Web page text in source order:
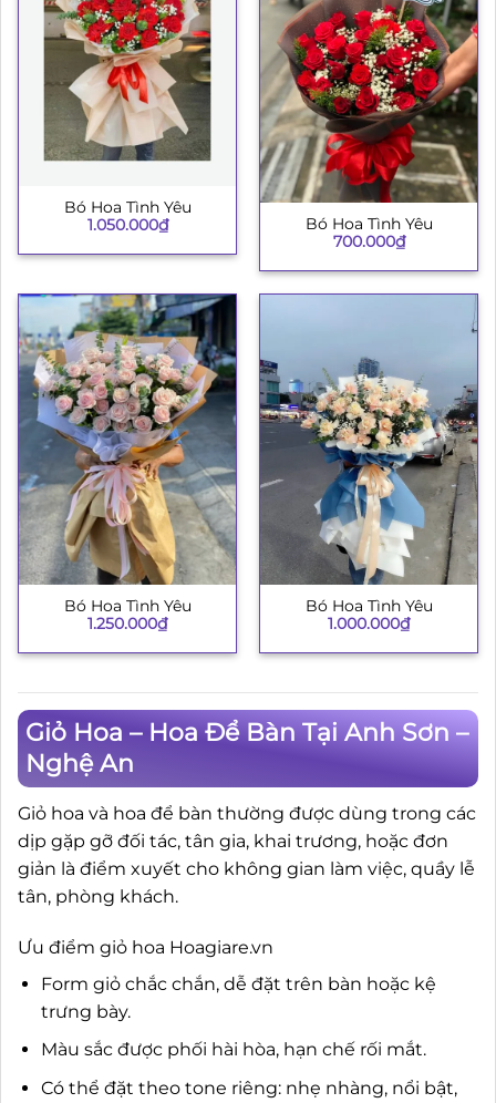
Bó Hoa Tình Yêu
1.050.000₫
Bó Hoa Tình Yêu
700.000₫
Bó Hoa Tình Yêu
1.250.000₫
Bó Hoa Tình Yêu
1.000.000₫
Giỏ Hoa – Hoa Để Bàn Tại Anh Sơn –
Nghệ An
Giỏ hoa và hoa để bàn thường được dùng trong các
dịp gặp gỡ đối tác, tân gia, khai trương, hoặc đơn
giản là điểm xuyết cho không gian làm việc, quầy lễ
tân, phòng khách.
Ưu điểm giỏ hoa Hoagiare.vn
Form giỏ chắc chắn, dễ đặt trên bàn hoặc kệ
trưng bày.
Màu sắc được phối hài hòa, hạn chế rối mắt.
Có thể đặt theo tone riêng: nhẹ nhàng, nổi bật,